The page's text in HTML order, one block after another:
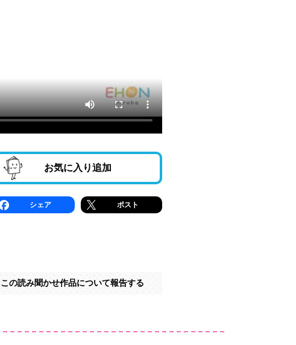
お気に入り追加
シェア ポスト
この読み聞かせ作品について報告する